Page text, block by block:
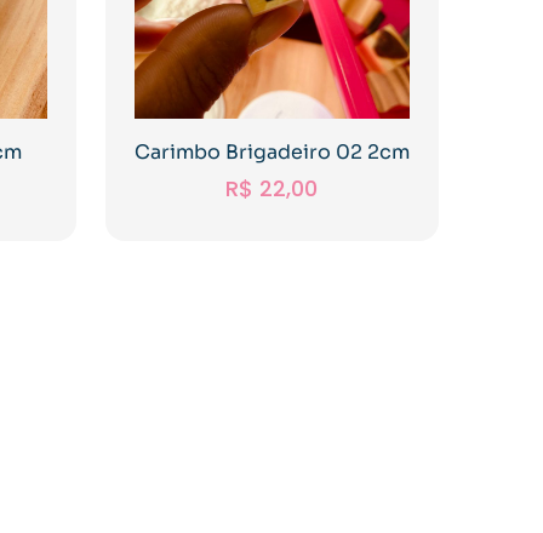
Carimbo Brigadeiro 02 2cm
R$ 22,00